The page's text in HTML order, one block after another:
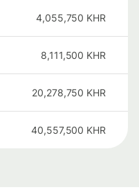
4,055,750 KHR
8,111,500 KHR
20,278,750 KHR
40,557,500 KHR